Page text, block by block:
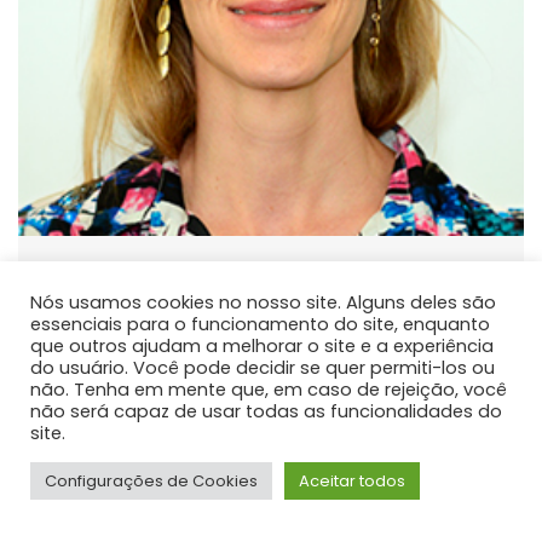
Guimaraes
PROFESSOR DE ENSINO SUPERIOR
Atua principalmente nas seguintes linhas de pesquisa:
Modelagem do Crescimento e da Produção e Manejo
Florestal.
Nós usamos cookies no nosso site. Alguns deles são
essenciais para o funcionamento do site, enquanto
que outros ajudam a melhorar o site e a experiência
do usuário. Você pode decidir se quer permiti-los ou
não. Tenha em mente que, em caso de rejeição, você
não será capaz de usar todas as funcionalidades do
site.
Configurações de Cookies Aceitar todos